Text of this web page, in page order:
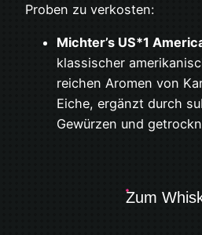
Proben zu verkosten:
Michter’s US*1
klassischer
reichen Aromen von
Eiche, ergänzt durch
Gewürzen und
Zum